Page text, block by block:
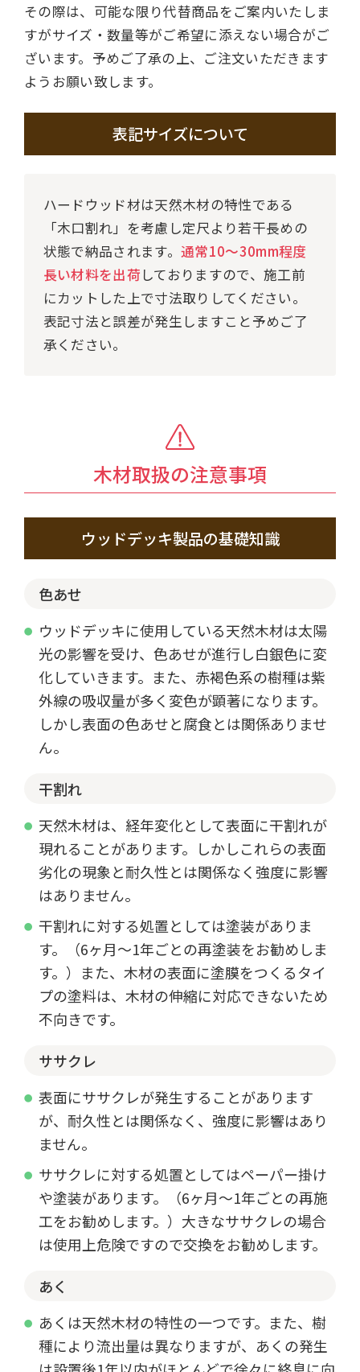
その際は、可能な限り代替商品をご案内いたしま
すがサイズ・数量等がご希望に添えない場合がご
ざいます。予めご了承の上、ご注文いただきます
ようお願い致します。
表記サイズについて
ハードウッド材は天然木材の特性である
「木口割れ」を考慮し定尺より若干長めの
状態で納品されます。通常10～30mm程度
長い材料を出荷 しておりますので、施工前
にカットした上で寸法取りしてください。
表記寸法と誤差が発生しますこと予めご了
承ください。
木材取扱の注意事項
ウッドデッキ製品の基礎知識
色あせ
ウッドデッキに使用している天然木材は太陽
光の影響を受け、色あせが進行し白銀色に変
化していきます。また、赤褐色系の樹種は紫
外線の吸収量が多く変色が顕著になります。
しかし表面の色あせと腐食とは関係ありませ
ん。
干割れ
天然木材は、経年変化として表面に干割れが
現れることがあります。しかしこれらの表面
劣化の現象と耐久性とは関係なく強度に影響
はありません。
干割れに対する処置としては塗装がありま
す。（6ヶ月～1年ごとの再塗装をお勧めしま
す。）また、木材の表面に塗膜をつくるタイ
プの塗料は、木材の伸縮に対応できないため
不向きです。
ササクレ
表面にササクレが発生することがあります
が、耐久性とは関係なく、強度に影響はあり
ません。
ササクレに対する処置としてはペーパー掛け
や塗装があります。（6ヶ月～1年ごとの再施
工をお勧めします。）大きなササクレの場合
は使用上危険ですので交換をお勧めします。
あく
あくは天然木材の特性の一つです。また、樹
種により流出量は異なりますが、あくの発生